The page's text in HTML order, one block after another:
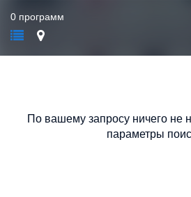
0 программ
По вашему запросу ничего не
параметры